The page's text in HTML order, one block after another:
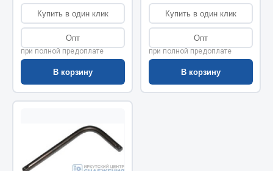
Автолампы
Блоки реле и предохранителей
Вилки нагрузочные
Выключатели и переключатели клавишные
Выключатели кнопочные
Выключатель массы
Показать ещё
Весь раздел
Купить в один клик
Опт
при полной предоплате
В корзину
Купить в один клик
Опт
при полной предоплате
В корзину